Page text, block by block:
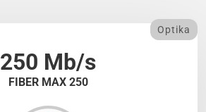
250 Mb/s
FIBER MAX 250
Optika